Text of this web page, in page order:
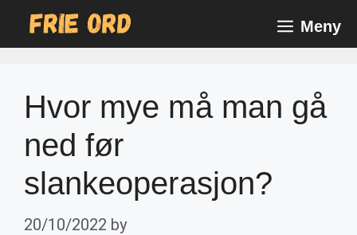
Meny
Hvor mye må man gå
ned før
slankeoperasjon?
20/10/2022 by